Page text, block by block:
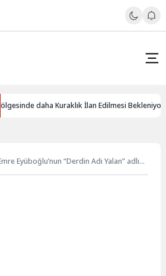
daha Kuraklık İlan Edilmesi Bekleniyor
Eyüboğlu’nun “Derdin Adı Yalan” adlı